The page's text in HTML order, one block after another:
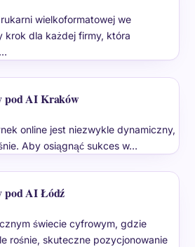
wielkoformatowej we
krok dla każdej firmy, która
pod AI Kraków
online jest niezwykle dynamiczny,
Aby osiągnąć sukces w…
pod AI Łódź
świecie cyfrowym, gdzie
rośnie, skuteczne pozycjonowanie